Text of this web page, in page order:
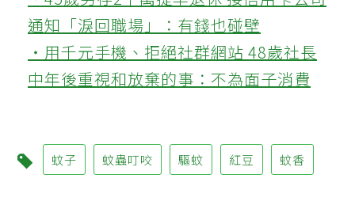
通知「淚回職場」：有錢也碰壁
‧用千元手機、拒絕社群網站 48歲社長
中年後重視和放棄的事：不為面子消費
蚊子 蚊蟲叮咬 驅蚊 紅豆 蚊香